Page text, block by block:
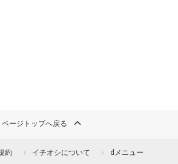
ページトップへ戻る
約 イチオシについて dメニュー